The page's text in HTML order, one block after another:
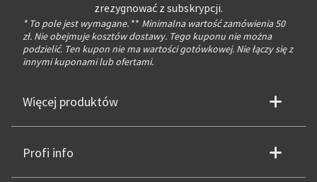
zrezygnować z subskrypcji.
* To pole jest wymagane. ** Minimalna wartość zamówienia 50
zł. Nie obejmuje kosztów dostawy. Tego kuponu nie można
podzielić. Ten kupon nie ma wartości gotówkowej. Nie łączy się z
innymi kuponami lub ofertami.
Więcej produktów
Profi info